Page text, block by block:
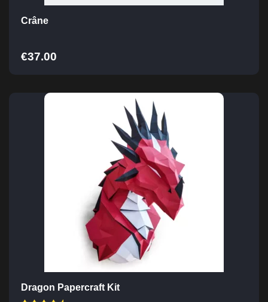
Crâne
€37.00
Dragon Papercraft Kit